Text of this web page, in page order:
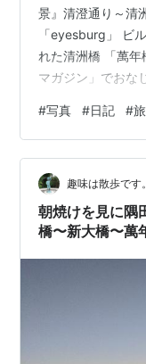
景』清澄通り～清
「eyesburg」 ビ
れた清洲橋 「萬年
マガジン」でおな
前に小名木川と隅
跡展望庭園」が
加中写真・カメラ
中アクセスの輪
golf.hatenablog.…
#写真 #日記 #
趣味は散歩です。
朝焼けを見に隅
橋〜新大橋〜萬